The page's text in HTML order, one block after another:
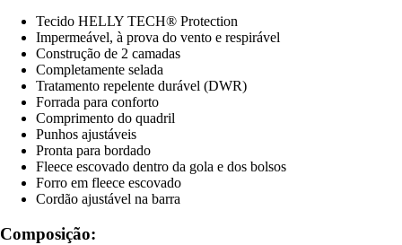
Tecido HELLY TECH® Protection
Impermeável, à prova do vento e respirável
Construção de 2 camadas
Completamente selada
Tratamento repelente durável (DWR)
Forrada para conforto
Comprimento do quadril
Punhos ajustáveis
Pronta para bordado
Fleece escovado dentro da gola e dos bolsos
Forro em fleece escovado
Cordão ajustável na barra
Composição: